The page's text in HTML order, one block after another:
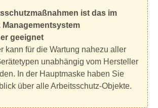
ist das im
geeignet
kann für die Wartung nahezu aller
unabhängig vom Hersteller
In der Hauptmaske haben Sie
über alle Arbeitsschutz-Objekte.